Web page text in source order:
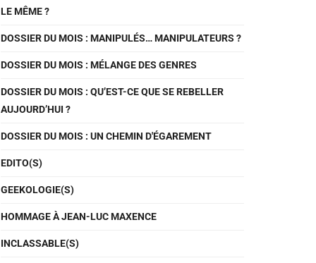
LE MÊME ?
DOSSIER DU MOIS : MANIPULÉS… MANIPULATEURS ?
DOSSIER DU MOIS : MÉLANGE DES GENRES
DOSSIER DU MOIS : QU’EST-CE QUE SE REBELLER
AUJOURD’HUI ?
DOSSIER DU MOIS : UN CHEMIN D'ÉGAREMENT
EDITO(S)
GEEKOLOGIE(S)
HOMMAGE À JEAN-LUC MAXENCE
INCLASSABLE(S)